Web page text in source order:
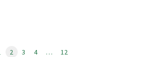
2 3 4 … 12